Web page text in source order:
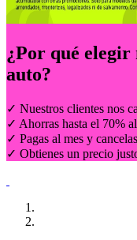
¿Por qué elegir
auto?
✓ Nuestros clientes nos
✓ Ahorras hasta el 70%
✓ Pagas al mes y
✓ Obtienes un precio